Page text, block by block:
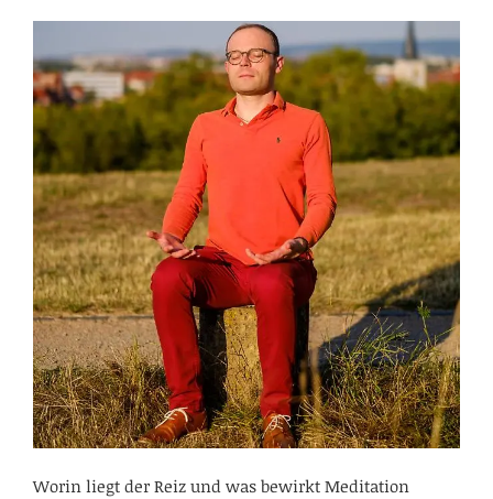
Worin liegt der Reiz und was bewirkt Meditation